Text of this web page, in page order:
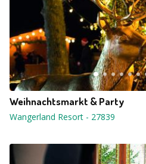
Weihnachtsmarkt & Party
Wangerland Resort - 27839